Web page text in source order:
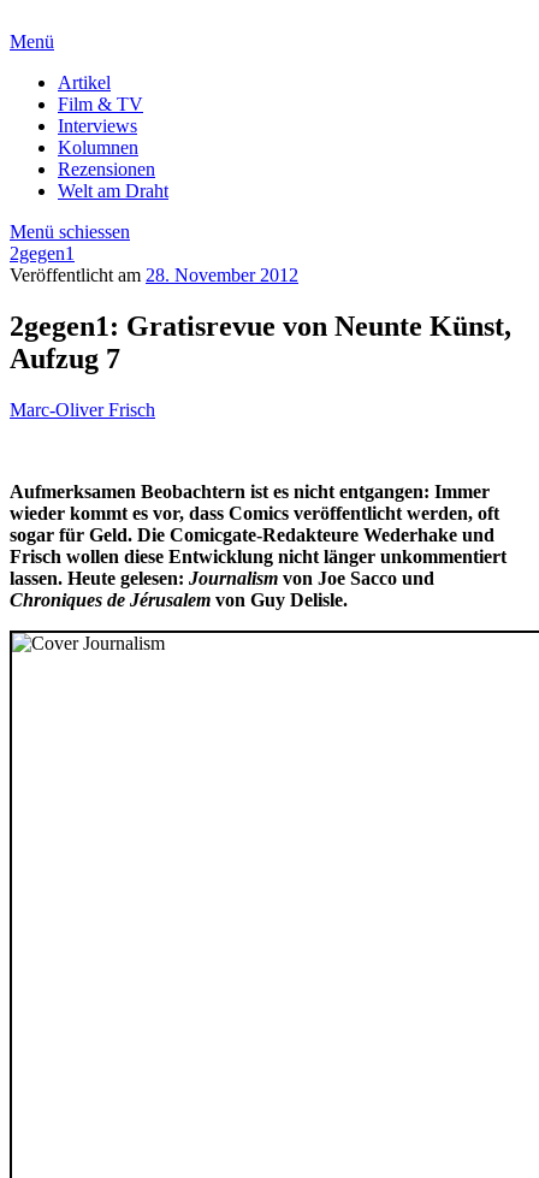
Menü
Artikel
Film & TV
Interviews
Kolumnen
Rezensionen
Welt am Draht
Menü schiessen
2gegen1
Veröffentlicht am 28. November 2012
2gegen1: Gratisrevue von Neunte Künst,
Aufzug 7
Marc-Oliver Frisch
Aufmerksamen Beobachtern ist es nicht entgangen: Immer
wieder kommt es vor, dass Comics veröffentlicht werden, oft
sogar für Geld. Die Comicgate-Redakteure Wederhake und
Frisch wollen diese Entwicklung nicht länger unkommentiert
lassen. Heute gelesen: Journalism von Joe Sacco und
Chroniques de Jérusalem von Guy Delisle.